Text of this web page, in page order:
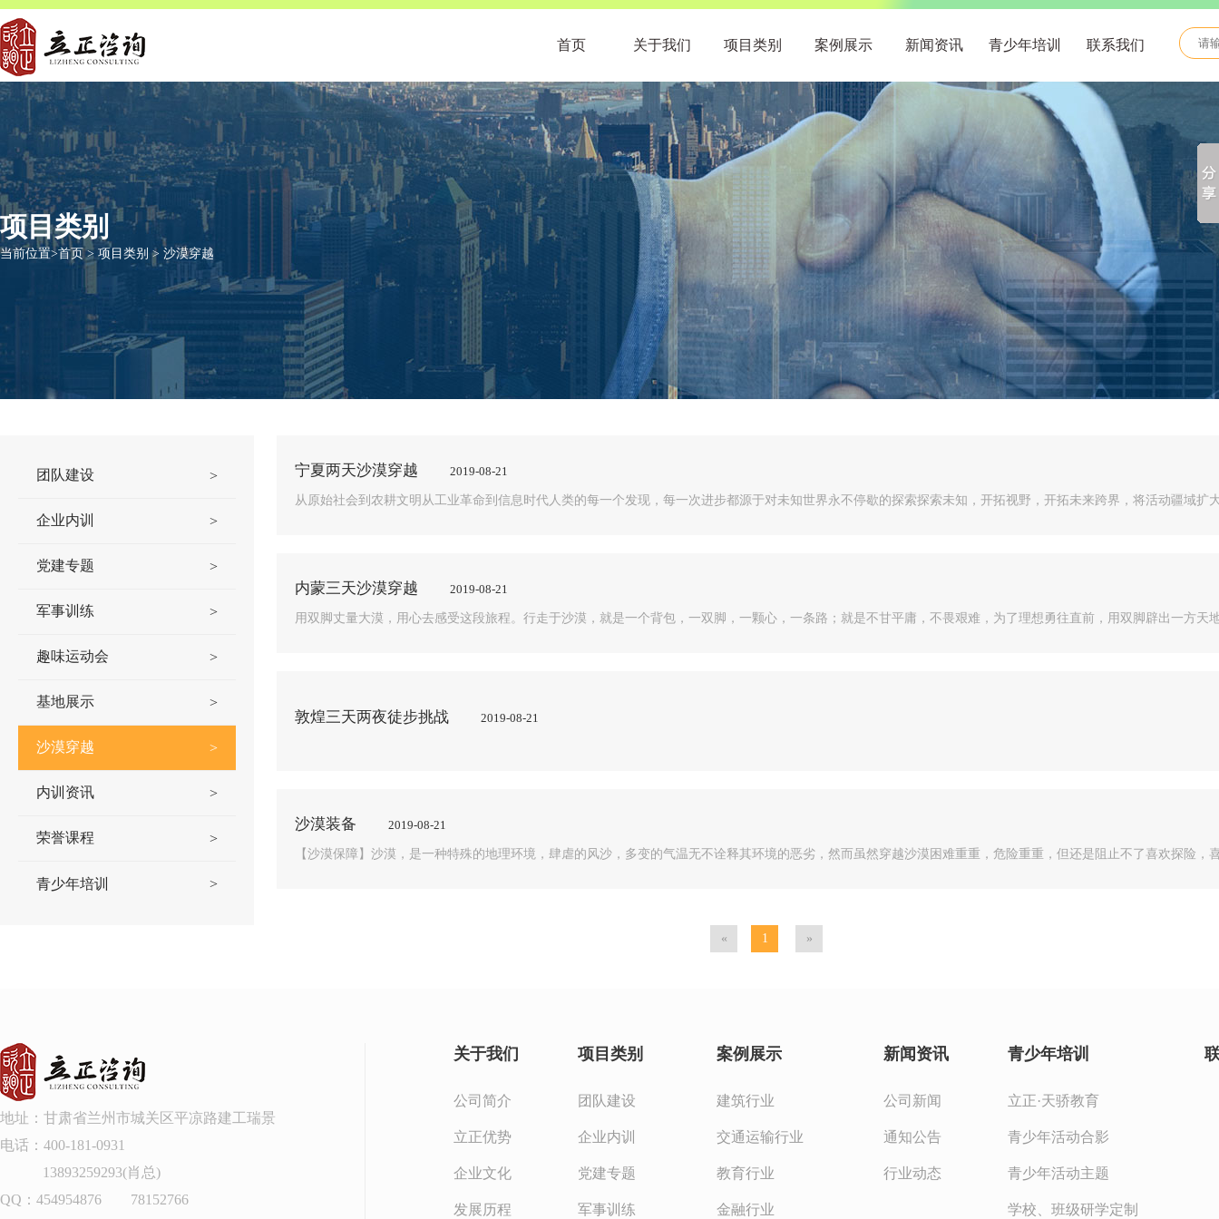
首页 关于我们 项目类别 案例展示 新闻资讯 青少年培训 联系我们
项目类别
当前位置>首页> 项目类别 > 沙漠穿越
团队建设 >
企业内训 >
党建专题 >
军事训练 >
趣味运动会 >
基地展示 >
沙漠穿越 >
内训资讯 >
荣誉课程 >
青少年培训 >
宁夏两天沙漠穿越 2019-08-21
从原始社会到农耕文明从工业革命到信息时代人类的每一个发现，每一次进步都源于对未知世界永不停歇的探索探索未知，开拓视野，开拓未来跨界，将活动疆域扩
内蒙三天沙漠穿越 2019-08-21
用双脚丈量大漠，用心去感受这段旅程。行走于沙漠，就是一个背包，一双脚，一颗心，一条路；就是不甘平庸，不畏艰难，为了理想勇往直前，用双脚辟出一方天
敦煌三天两夜徒步挑战 2019-08-21
沙漠装备 2019-08-21
【沙漠保障】沙漠，是一种特殊的地理环境，肆虐的风沙，多变的气温无不诠释其环境的恶劣，然而虽然穿越沙漠困难重重，危险重重，但还是阻止不了喜欢探险，
1
地址：甘肃省兰州市城关区平凉路建工瑞景
电话：400-181-0931
13893259293(肖总)
QQ： 454954876 78152766
关于我们
公司简介
立正优势
企业文化
发展历程
项目类别
团队建设
企业内训
党建专题
军事训练
案例展示
建筑行业
交通运输行业
教育行业
金融行业
新闻资讯
公司新闻
通知公告
行业动态
青少年培训
立正·天骄教育
青少年活动合影
青少年活动主题
学校、班级研学定制